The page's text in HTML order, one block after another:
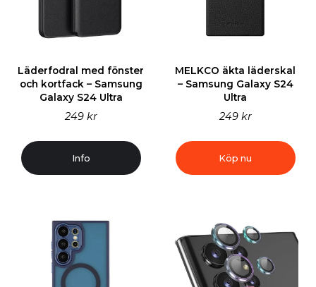
Läderfodral med fönster
och kortfack – Samsung
Galaxy S24 Ultra
249 kr
Info
MELKCO äkta läderskal
– Samsung Galaxy S24
Ultra
249 kr
Köp nu